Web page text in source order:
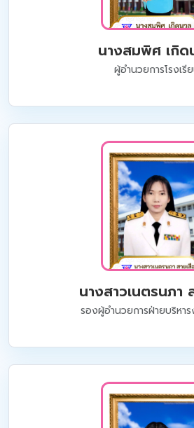
นางสมพิศ เกิด
ผู้อำนวยการโรงเรี
นางสาวเนตรนภา
รองผู้อำนวยการฝ่ายบริหา